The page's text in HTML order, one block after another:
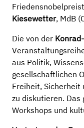
Kiesewetter, MdB
Die von der
aus Politik,
gesellschaftlichen
Freiheit, Sicherheit
zu diskutieren. Das
Workshops und